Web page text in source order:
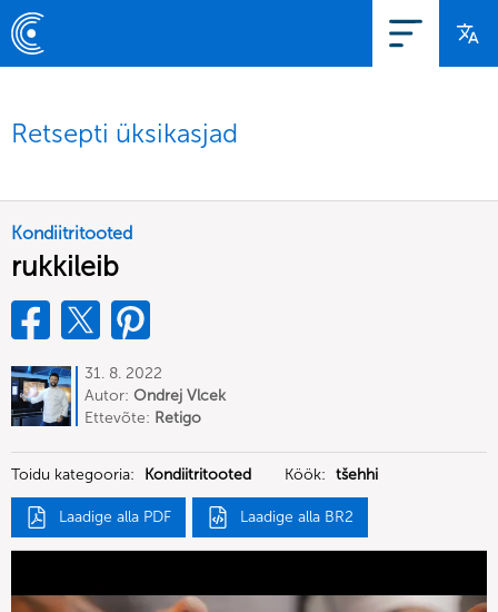
Retsepti üksikasjad
Kondiitritooted
rukkileib
31. 8. 2022
Autor: Ondrej Vlcek
Ettevõte: Retigo
Toidu kategooria: Kondiitritooted Köök: tšehhi
Laadige alla PDF Laadige alla BR2